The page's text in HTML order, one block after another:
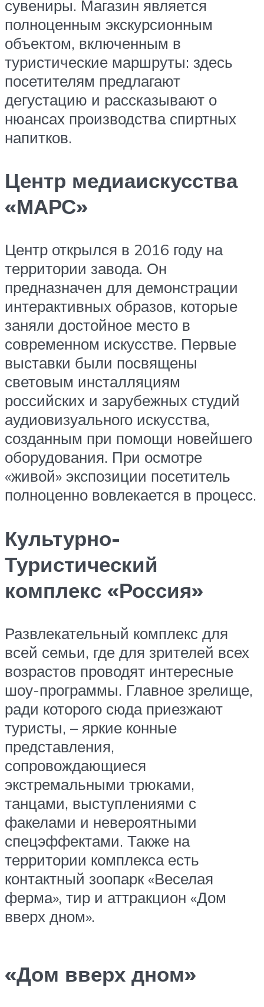
сувениры. Магазин является
полноценным экскурсионным
объектом, включенным в
туристические маршруты: здесь
посетителям предлагают
дегустацию и рассказывают о
нюансах производства спиртных
напитков.
Центр медиаискусства
«МАРС»
Центр открылся в 2016 году на
территории завода. Он
предназначен для демонстрации
интерактивных образов, которые
заняли достойное место в
современном искусстве. Первые
выставки были посвящены
световым инсталляциям
российских и зарубежных студий
аудиовизуального искусства,
созданным при помощи новейшего
оборудования. При осмотре
«живой» экспозиции посетитель
полноценно вовлекается в процесс.
Культурно-
Туристический
комплекс «Россия»
Развлекательный комплекс для
всей семьи, где для зрителей всех
возрастов проводят интересные
шоу-программы. Главное зрелище,
ради которого сюда приезжают
туристы, – яркие конные
представления,
сопровождающиеся
экстремальными трюками,
танцами, выступлениями с
факелами и невероятными
спецэффектами. Также на
территории комплекса есть
контактный зоопарк «Веселая
ферма», тир и аттракцион «Дом
вверх дном».
«Дом вверх дном»